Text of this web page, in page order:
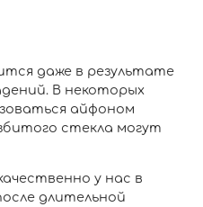
даже в результате
В некоторых
айфоном
стекла могут
у нас в
длительной